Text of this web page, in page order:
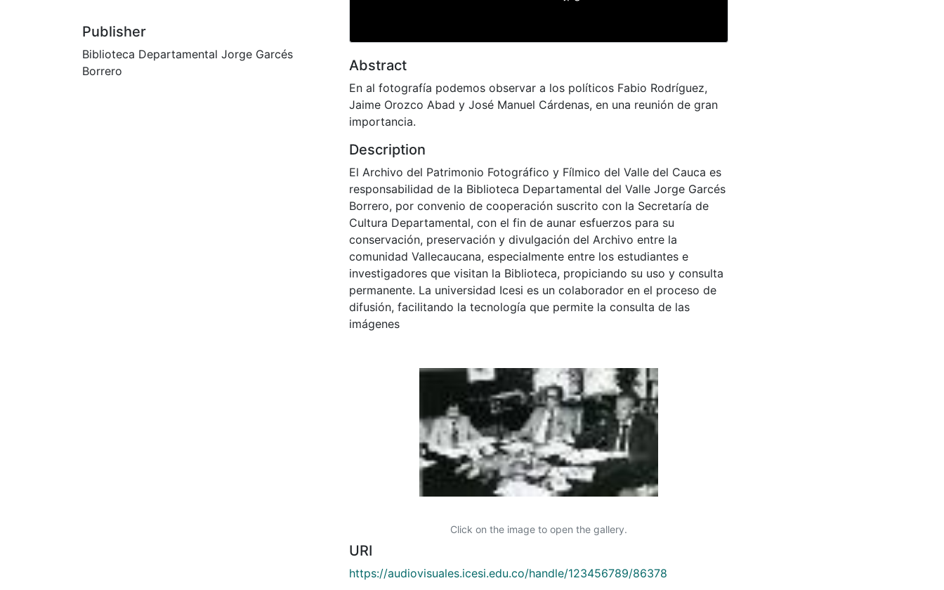
Publisher
Biblioteca Departamental Jorge Garcés
Borrero
Abstract
En al fotografía podemos observar a los políticos Fabio Rodríguez,
Jaime Orozco Abad y José Manuel Cárdenas, en una reunión de gran
importancia.
Description
El Archivo del Patrimonio Fotográfico y Fílmico del Valle del Cauca es
responsabilidad de la Biblioteca Departamental del Valle Jorge Garcés
Borrero, por convenio de cooperación suscrito con la Secretaría de
Cultura Departamental, con el fin de aunar esfuerzos para su
conservación, preservación y divulgación del Archivo entre la
comunidad Vallecaucana, especialmente entre los estudiantes e
investigadores que visitan la Biblioteca, propiciando su uso y consulta
permanente. La universidad Icesi es un colaborador en el proceso de
difusión, facilitando la tecnología que permite la consulta de las
imágenes
Click on the image to open the gallery.
URI
https://audiovisuales.icesi.edu.co/handle/123456789/86378